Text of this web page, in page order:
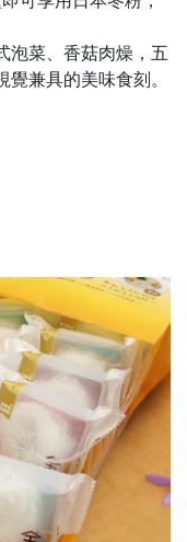
泡菜、香菇肉燥，五
兼具的美味食刻。